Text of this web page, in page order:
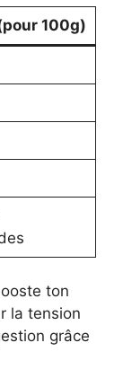
100g)
ton
la tension
grâce